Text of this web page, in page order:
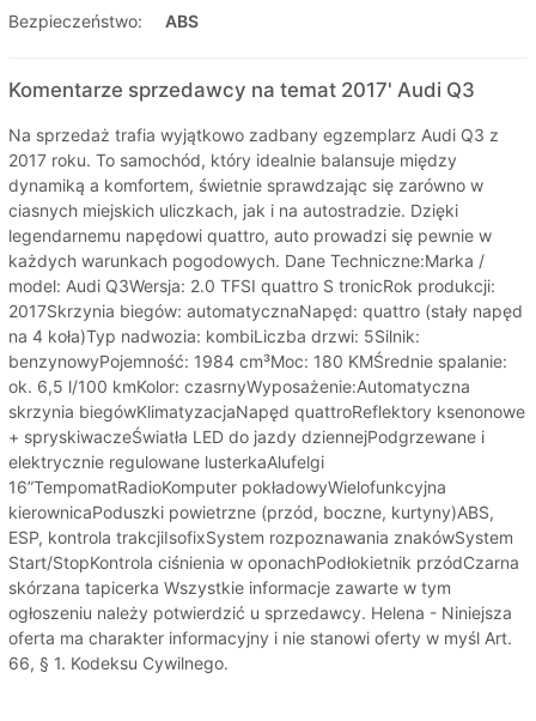
Bezpieczeństwo:
ABS
Komentarze sprzedawcy na temat 2017' Audi Q3
Na sprzedaż trafia wyjątkowo zadbany egzemplarz Audi Q3 z
2017 roku. To samochód, który idealnie balansuje między
dynamiką a komfortem, świetnie sprawdzając się zarówno w
ciasnych miejskich uliczkach, jak i na autostradzie. Dzięki
legendarnemu napędowi quattro, auto prowadzi się pewnie w
każdych warunkach pogodowych. Dane Techniczne:Marka /
model: Audi Q3Wersja: 2.0 TFSI quattro S tronicRok produkcji:
2017Skrzynia biegów: automatycznaNapęd: quattro (stały napęd
na 4 koła)Typ nadwozia: kombiLiczba drzwi: 5Silnik:
benzynowyPojemność: 1984 cm³Moc: 180 KMŚrednie spalanie:
ok. 6,5 l/100 kmKolor: czasrnyWyposażenie:Automatyczna
skrzynia biegówKlimatyzacjaNapęd quattroReflektory ksenonowe
+ spryskiwaczeŚwiatła LED do jazdy dziennejPodgrzewane i
elektrycznie regulowane lusterkaAlufelgi
16”TempomatRadioKomputer pokładowyWielofunkcyjna
kierownicaPoduszki powietrzne (przód, boczne, kurtyny)ABS,
ESP, kontrola trakcjiIsofixSystem rozpoznawania znakówSystem
Start/StopKontrola ciśnienia w oponachPodłokietnik przódCzarna
skórzana tapicerka Wszystkie informacje zawarte w tym
ogłoszeniu należy potwierdzić u sprzedawcy. Helena - Niniejsza
oferta ma charakter informacyjny i nie stanowi oferty w myśl Art.
66, § 1. Kodeksu Cywilnego.